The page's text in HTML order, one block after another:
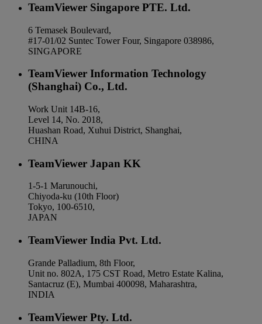
TeamViewer Singapore PTE. Ltd.
6 Temasek Boulevard,
#17-01/02 Suntec Tower Four, Singapore 038986,
SINGAPORE
TeamViewer Information Technology
(Shanghai) Co., Ltd.
Work Unit 14B-16,
Level 14, No. 2018,
Huashan Road, Xuhui District, Shanghai,
CHINA
TeamViewer Japan KK
1-5-1 Marunouchi,
Chiyoda-ku (10th Floor)
Tokyo, 100-6510,
JAPAN
TeamViewer India Pvt. Ltd.
Grande Palladium, 8th Floor,
Unit no. 802A, 175 CST Road, Metro Estate Kalina,
Santacruz (E), Mumbai 400098, Maharashtra,
INDIA
TeamViewer Pty. Ltd.